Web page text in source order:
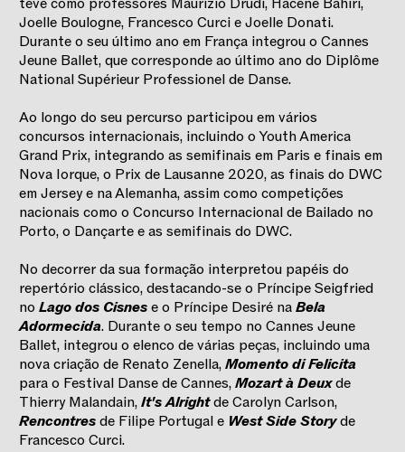
teve como professores Maurizio Drudi, Hacène Bahiri,
Joelle Boulogne, Francesco Curci e Joelle Donati.
Durante o seu último ano em França integrou o Cannes
Jeune Ballet, que corresponde ao último ano do Diplôme
National Supérieur Professionel de Danse.
Ao longo do seu percurso participou em vários
concursos internacionais, incluindo o Youth America
Grand Prix, integrando as semifinais em Paris e finais em
Nova Iorque, o Prix de Lausanne 2020, as finais do DWC
em Jersey e na Alemanha, assim como competições
nacionais como o Concurso Internacional de Bailado no
Porto, o Dançarte e as semifinais do DWC.
No decorrer da sua formação interpretou papéis do
repertório clássico, destacando-se o Príncipe Seigfried
no Lago dos Cisnese o Príncipe Desiré naBela
Adormecida. Durante o seu tempo no Cannes Jeune
Ballet, integrou o elenco de várias peças, incluindo uma
nova criação de Renato Zenella,Momento di Felicita
para o Festival Danse de Cannes,Mozart à Deuxde
Thierry Malandain,It's Alrightde Carolyn Carlson,
Rencontresde Filipe Portugal e West Side Storyde
Francesco Curci.